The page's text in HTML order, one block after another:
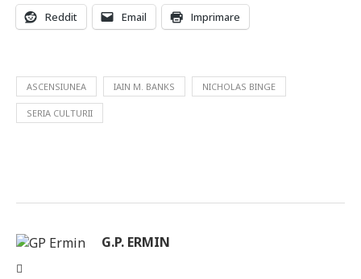
Reddit Email Imprimare
ASCENSIUNEA IAIN M. BANKS NICHOLAS BINGE
SERIA CULTURII
G.P. ERMIN